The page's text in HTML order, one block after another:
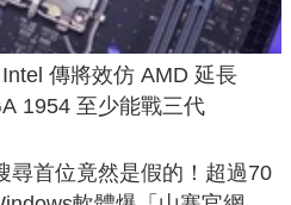
傳將效仿 AMD 延長
1954 至少能戰三代
尋首位竟然是假的！超過70